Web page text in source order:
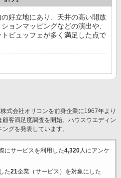
好立地にあり、天井の高い開放
ョンマッピングなどの演出や、
ビュッフェが多く満足した点で
式会社オリコンを前身企業に1967年より
客満足度調査を開始。ハウスウエディン
グを発表しています。
にサービスを利用した4,320人にアンケ
た21企業（サービス）を対象にした